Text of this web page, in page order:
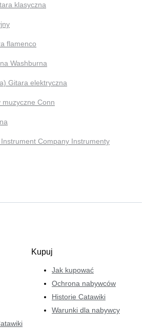
klasyczna
flamenco
Washburna
Gitara elektryczna
Conn
Company Instrumenty
Kupuj
Jak kupować
Ochrona nabywców
Historie Catawiki
Warunki dla nabywcy